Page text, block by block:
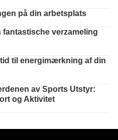
på din arbetsplats
verzameling
til energimærkning af din
av Sports Utstyr:
og Aktivitet